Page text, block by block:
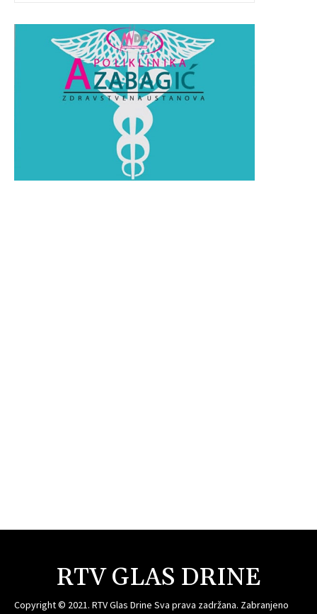
RTV GLAS DRINE
Copyright © 2021. RTV Glas Drine Sva prava zadržana. Zabranjeno